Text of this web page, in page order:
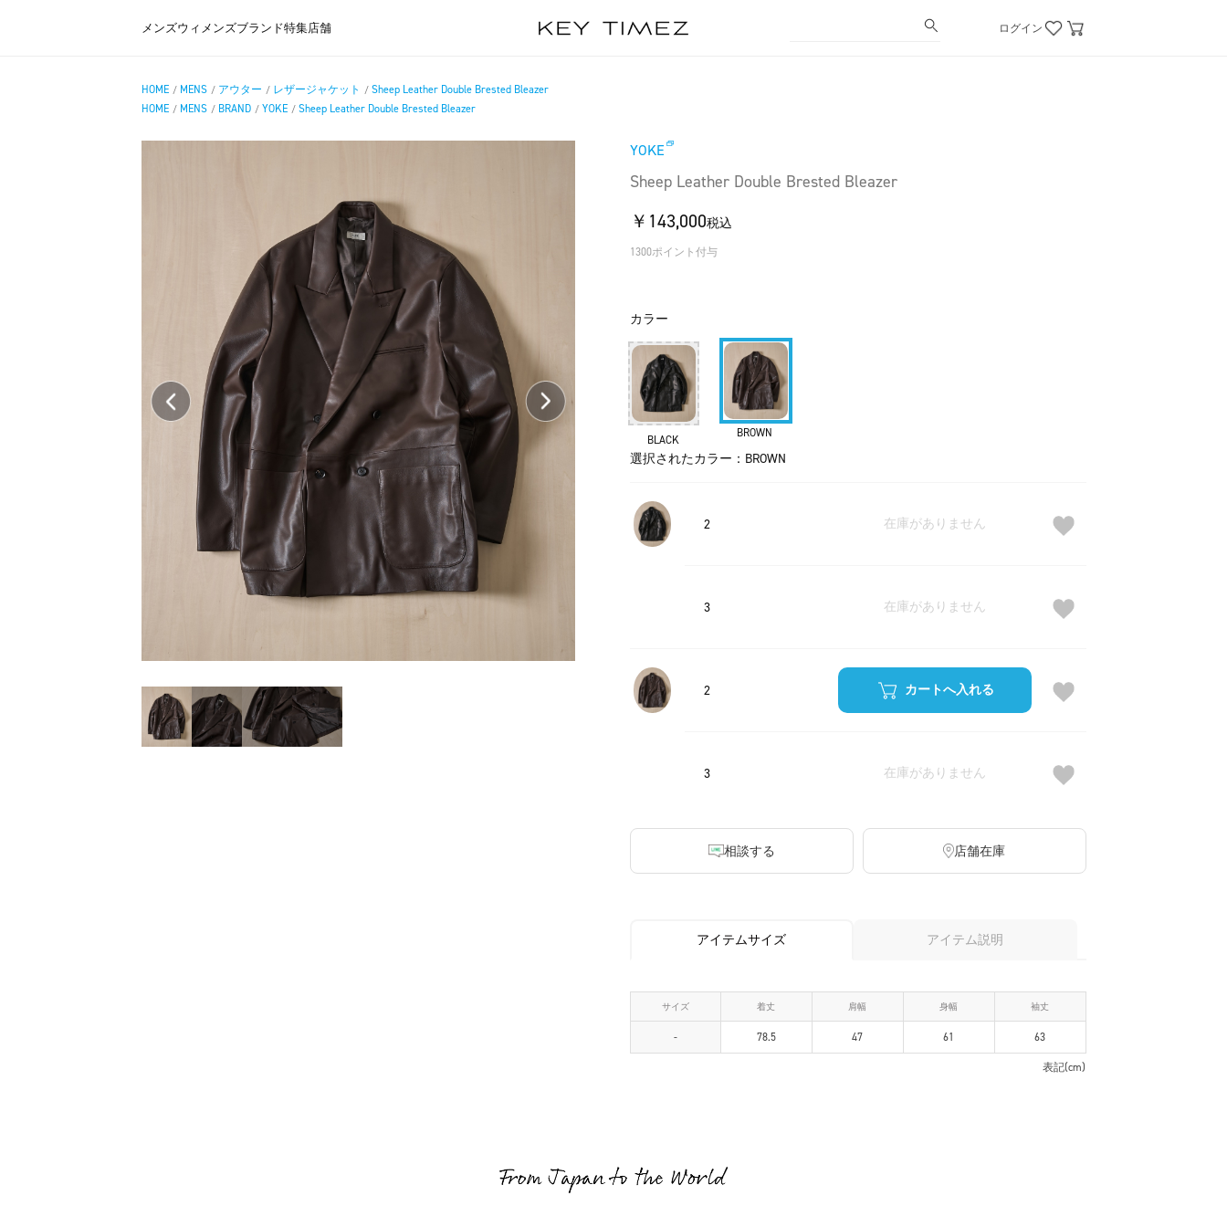
メンズウィメンズブランド特集店舗 ログイン
HOME / MENS / アウター / レザージャケット / Sheep Leather Double Brested Bleazer
HOME / MENS / BRAND / YOKE / Sheep Leather Double Brested Bleazer
YOKE
Sheep Leather Double Brested Bleazer
￥143,000税込
1300ポイント付与
カラー
BLACK BROWN
選択されたカラー：BROWN
2 在庫がありません
3 在庫がありません
2 カートへ入れる
3 在庫がありません
相談する 店舗在庫
アイテムサイズ アイテム説明
サイズ 着丈 肩幅 身幅 袖丈
- 78.5 47 61 63
表記(cm)